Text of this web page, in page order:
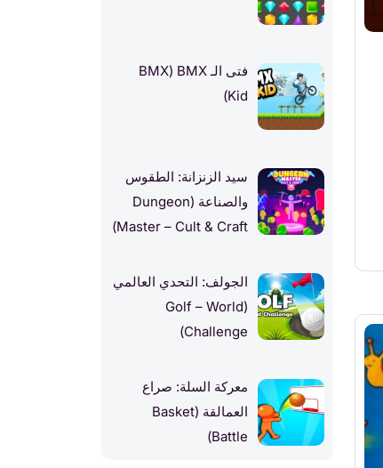
فتى الـ BMX‏ (BMX
Kid)
سيد الزنزانة: الطقوس
والصناعة (Dungeon
Master – Cult & Craft)
الجولف: التحدي العالمي
(Golf – World
Challenge)
معركة السلة: صراع
العمالقة (Basket
Battle)